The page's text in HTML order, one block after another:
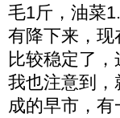
毛1斤，油菜
有降下来，
比较稳定了
我也注意到
成的早市，